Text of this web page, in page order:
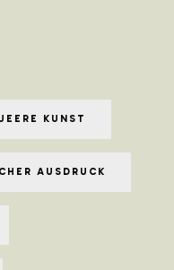
KUNST
AUSDRUCK